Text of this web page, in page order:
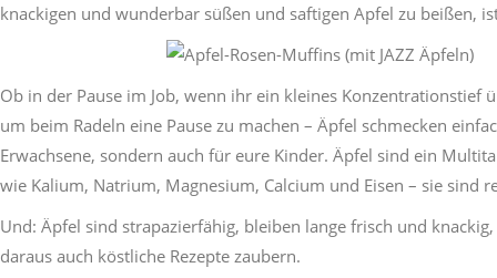
knackigen und wunderbar süßen und saftigen Apfel zu beißen,
Ob in der Pause im Job, wenn ihr ein kleines
um beim Radeln eine Pause zu machen – Äpfel schmecken
Erwachsene, sondern auch für eure Kinder. Äpfel sind ein
wie Kalium, Natrium, Magnesium, Calcium und Eisen – sie sind
Und: Äpfel sind strapazierfähig, bleiben lange frisch und
daraus auch köstliche Rezepte zaubern.